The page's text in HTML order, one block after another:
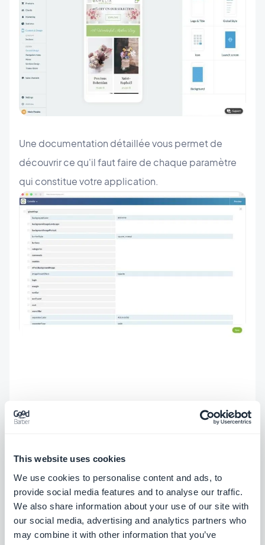
This website uses cookies
We use cookies to personalise content and ads, to
provide social media features and to analyse our traffic.
We also share information about your use of our site with
our social media, advertising and analytics partners who
may combine it with other information that you’ve
Une documentation détaillée vous permet de
découvrir ce qu'il faut faire de chaque paramètre
qui constitue votre application.